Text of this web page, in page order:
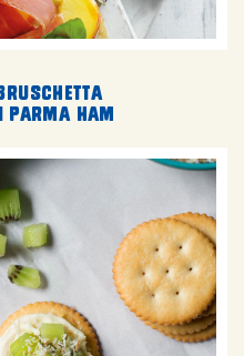
Parma ham